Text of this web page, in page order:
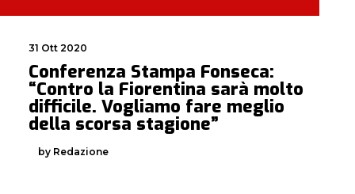
31 Ott 2020
Conferenza Stampa Fonseca:
“Contro la Fiorentina sarà molto
difficile. Vogliamo fare meglio
della scorsa stagione”
by Redazione